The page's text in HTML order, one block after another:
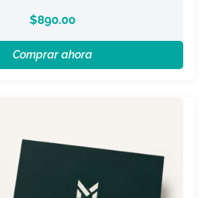
$890.00
Comprar ahora